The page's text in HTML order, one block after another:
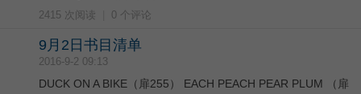
2415 次阅读 0 个评论
9月2日书目清单
2016-9-2 09:13
DUCK ON A BIKE（扉255） EACH PEACH PEAR PLUM （扉